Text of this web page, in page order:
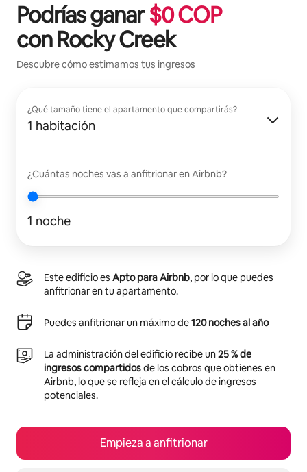
Podrías ganar$0COP
conRocky Creek
Descubre cómo estimamos tus ingresos
¿Qué tamaño tiene el apartamento que compartirás?
1 habitación
¿Cuántas noches vas a anfitrionar en Airbnb?
1 noche
Este edificio es Apto para Airbnb, por lo que puedes
anfitrionar en tu apartamento.
Puedes anfitrionar un máximo de120 noches al año
La administración del edificio recibe un25 % de
ingresos compartidosde los cobros que obtienes en
Airbnb, lo que se refleja en el cálculo de ingresos
potenciales.
Empieza a anfitrionar